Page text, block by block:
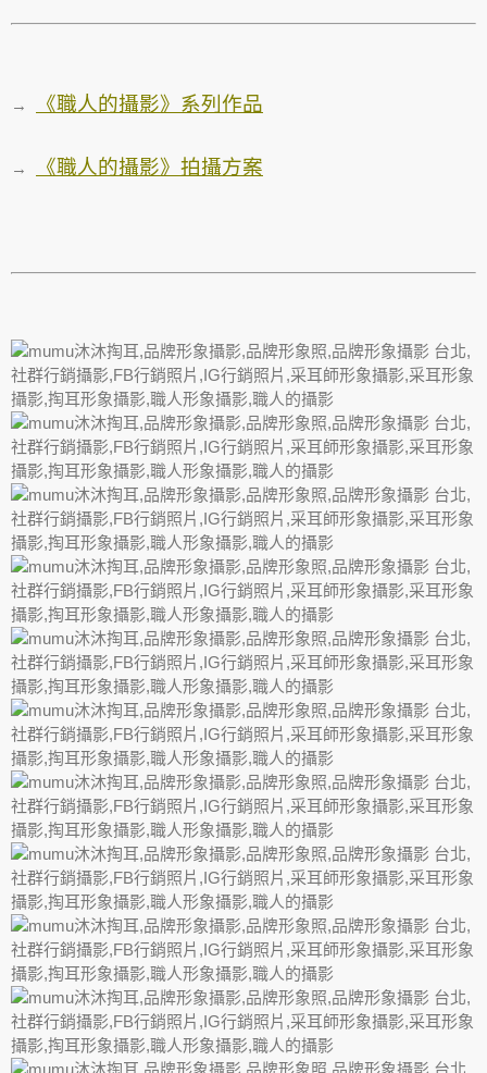
→ 《職人的攝影》系列作品
→ 《職人的攝影》拍攝方案